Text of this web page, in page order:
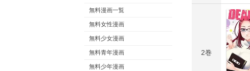
無料漫画一覧
無料女性漫画
無料少女漫画
無料青年漫画
無料少年漫画
2巻